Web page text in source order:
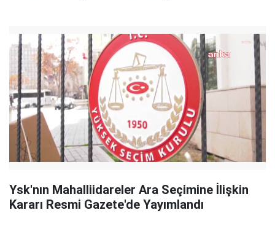
Ysk'nın Mahalliidareler Ara Seçimine İlişkin
Kararı Resmi Gazete'de Yayımlandı